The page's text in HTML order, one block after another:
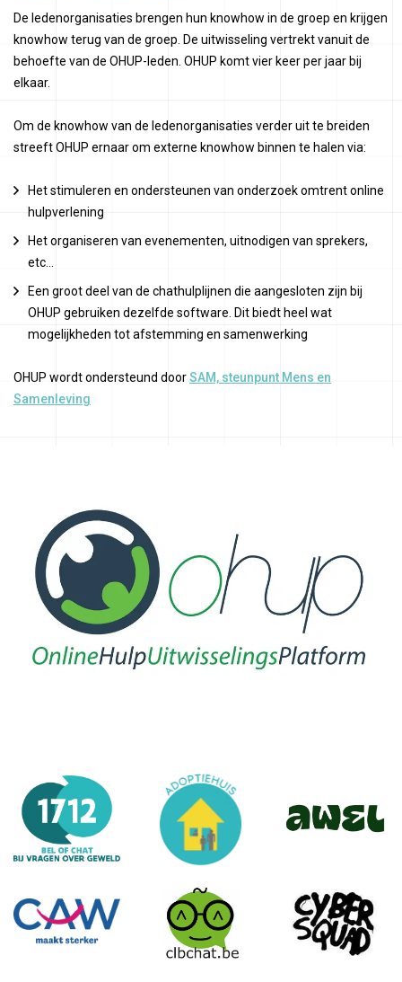
De ledenorganisaties brengen hun knowhow in de groep en krijgen
knowhow terug van de groep. De uitwisseling vertrekt vanuit de
behoefte van de OHUP-leden. OHUP komt vier keer per jaar bij
elkaar.
Om de knowhow van de ledenorganisaties verder uit te breiden
streeft OHUP ernaar om externe knowhow binnen te halen via:
Het stimuleren en ondersteunen van onderzoek omtrent online
hulpverlening
Het organiseren van evenementen, uitnodigen van sprekers,
etc…
Een groot deel van de chathulplijnen die aangesloten zijn bij
OHUP gebruiken dezelfde software. Dit biedt heel wat
mogelijkheden tot afstemming en samenwerking
OHUP wordt ondersteund doorSAM, steunpunt Mens en
Samenleving